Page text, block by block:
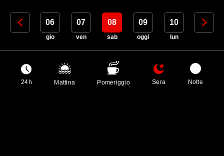
05 06
gio
07
ven
08
sab
09
oggi
10
lun
11
24h Mattina Pomeriggio Sera Notte